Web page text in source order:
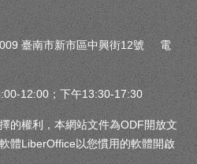
臺南市新市區中興街12號 電
12:00；下午13:30-17:30
的權利，本網站文件為ODF開放文
體LiberOffice以您慣用的軟體開啟